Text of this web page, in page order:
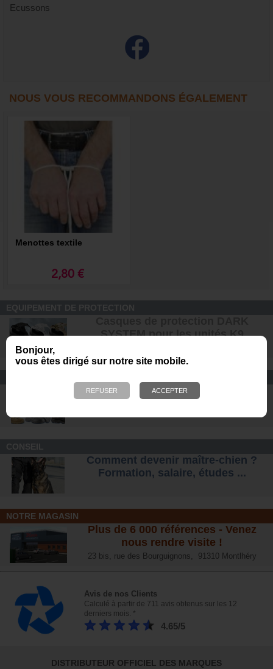
Bonjour,
vous êtes dirigé sur notre site mobile.
Ecussons
NOUS VOUS RECOMMANDONS ÉGALEMENT
Menottes textile
2,80 €
SYSTEM pour les unités K9
Chaussures Ranger et
Comment devenir maître-chien ?
Formation, salaire, études ...
NOTRE MAGASIN
Plus de 6 000 références - Venez
nous rendre visite !
23 bis, rue des Bourguignons, 91310 Montlhéry
Avis de nos Clients
Calculé à partir de 711 avis obtenus sur les 12
derniers mois. *
4.65/5
DISTRIBUTEUR OFFICIEL DES MARQUES